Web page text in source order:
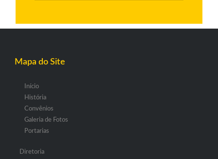
Mapa do Site
Início
História
Convênios
Galeria de Fotos
Portarias
Diretoria